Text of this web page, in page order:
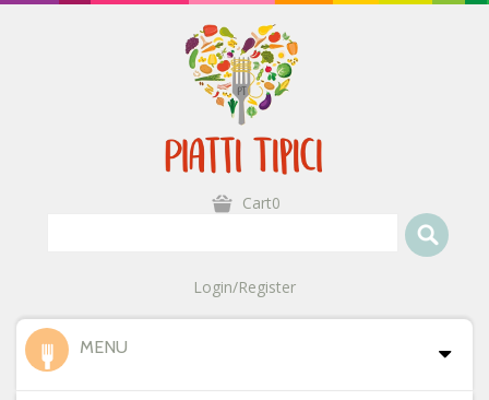
Cart0
Login/Register
MENU